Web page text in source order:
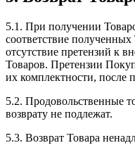
5.1. При получении
соответствие полученных
отсутствие претензий к
Товаров. Претензии
их комплектности, после
5.2. Продовольственные
возврату не подлежат.
5.3. Возврат Товара